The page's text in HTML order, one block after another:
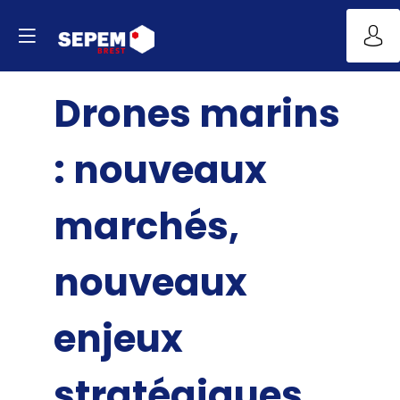
Drones marins
: nouveaux
marchés,
nouveaux
enjeux